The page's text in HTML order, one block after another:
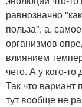
равнозначно
польза", а,
организмов
влиянием
чего. А у кого-
Так что
тут вообще не